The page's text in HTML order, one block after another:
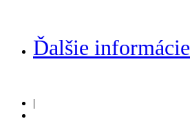
Ďalšie informácie
|